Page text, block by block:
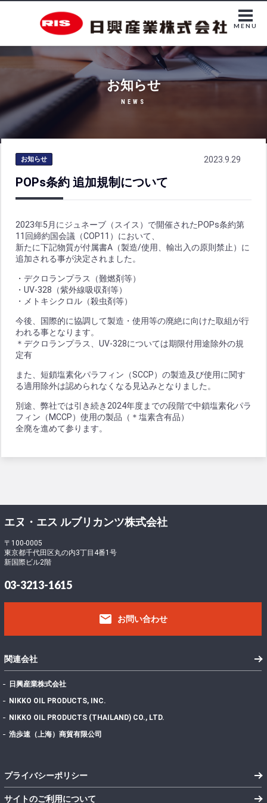
MENU
お知らせ
NEWS
POPs条約 追加規制について
お知らせ 2023.9.29
2023年5月にジュネーブ（スイス）で開催されたPOPs条約第
11回締約国会議（COP11）において、
新たに下記物質が付属書A（製造/使用、輸出入の原則禁止）に
追加される事が決定されました。
・デクロランプラス（難燃剤等）
・UV-328（紫外線吸収剤等）
・メトキシクロル（殺虫剤等）
今後、国際的に協調して製造・使用等の廃絶に向けた取組が行
われる事となります。
＊デクロランプラス、UV-328については期限付用途除外の規
定有
また、短鎖塩素化パラフィン（SCCP）の製造及び使用に関す
る適用除外は認められなくなる見込みとなりました。
別途、弊社では引き続き2024年度までの段階で中鎖塩素化パラ
フィン（MCCP）使用の製品（＊塩素含有品）
全廃を進めて参ります。
エヌ・エス ルブリカンツ株式会社
〒100-0005
東京都千代田区丸の内3丁目4番1号
新国際ビル2階
03-3213-1615
email お問い合わせ
関連会社
日興産業株式会社
NIKKO OIL PRODUCTS, INC.
NIKKO OIL PRODUCTS (THAILAND) CO., LTD.
浩歩速（上海）商貿有限公司
プライバシーポリシー
サイトのご利用について